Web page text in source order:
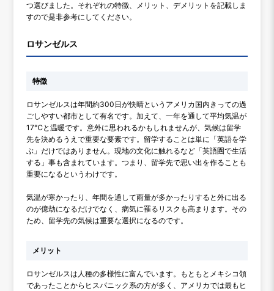
つ選びました。それぞれの特徴、メリット、デメリットを記載しま
すので是非参考にしてください。
ロサンゼルス
特徴
ロサンゼルスは年間約300日が快晴というアメリカ国内きっての過
ごしやすい都市として有名です。加えて、一年を通して平均気温が
17℃と温暖です。意外に思われるかもしれませんが、気候は留学
先を決めるうえで重要な要素です。留学することは単に「英語を学
ぶ」だけではありません。現地の文化に触れるなど「英語圏で生活
する」事も含まれています。つまり、留学先で思い出を作ることも
重要になるというわけです。
気温が寒かったり、年間を通して雨量が多かったりすると外に出る
のが億劫になるだけでなく、病気に罹るリスクも高まります。その
ため、留学先の気候は重要な選択になるのです。
メリット
ロサンゼルスは人種の多様性に富んでいます。もともとメキシコ領
であったことからヒスパニック系の方が多く、アメリカでは最もヒ